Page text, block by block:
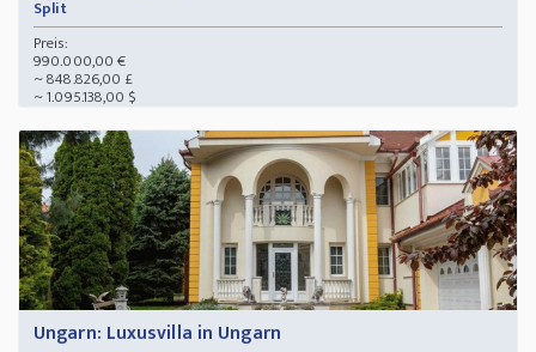
Split
Preis:
990.000,00 €
~ 848.826,00 £
~ 1.095.138,00 $
Ungarn: Luxusvilla in Ungarn